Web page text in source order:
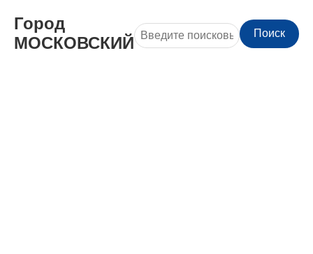
Город
МОСКОВСКИЙ
Поиск